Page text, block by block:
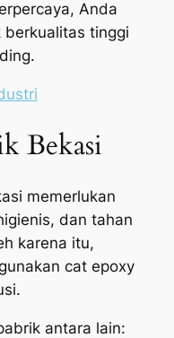
Anda
tinggi
Bekasi
memerlukan
dan tahan
karena itu,
cat epoxy
antara lain: